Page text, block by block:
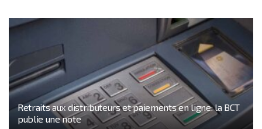
Retraits aux distributeurs et paiements en ligne: la BCT
publie une note